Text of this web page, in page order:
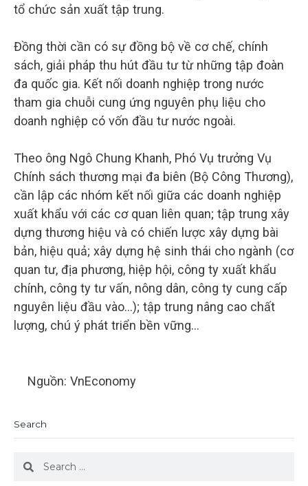
tổ chức sản xuất tập trung.
Đồng thời cần có sự đồng bộ về cơ chế, chính
sách, giải pháp thu hút đầu tư từ những tập đoàn
đa quốc gia. Kết nối doanh nghiệp trong nước
tham gia chuỗi cung ứng nguyên phụ liệu cho
doanh nghiệp có vốn đầu tư nước ngoài.
Theo ông Ngô Chung Khanh, Phó Vụ trưởng Vụ
Chính sách thương mại đa biên (Bộ Công Thương),
cần lập các nhóm kết nối giữa các doanh nghiệp
xuất khẩu với các cơ quan liên quan; tập trung xây
dựng thương hiệu và có chiến lược xây dựng bài
bản, hiệu quả; xây dựng hệ sinh thái cho ngành (cơ
quan tư, địa phương, hiệp hội, công ty xuất khẩu
chính, công ty tư vấn, nông dân, công ty cung cấp
nguyên liệu đầu vào…); tập trung nâng cao chất
lượng, chú ý phát triển bền vững…
Nguồn: VnEconomy
Search
SearchSearch